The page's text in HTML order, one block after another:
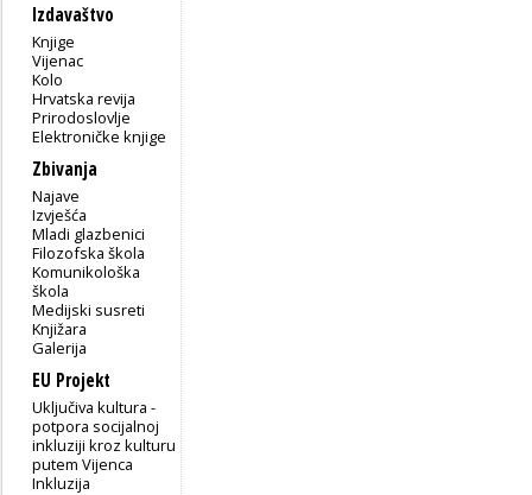
Izdavaštvo
Knjige
Vijenac
Kolo
Hrvatska revija
Prirodoslovlje
Elektroničke knjige
Zbivanja
Najave
Izvješća
Mladi glazbenici
Filozofska škola
Komunikološka
škola
Medijski susreti
Knjižara
Galerija
EU Projekt
Uključiva kultura -
potpora socijalnoj
inkluziji kroz kulturu
putem Vijenca
Inkluzija